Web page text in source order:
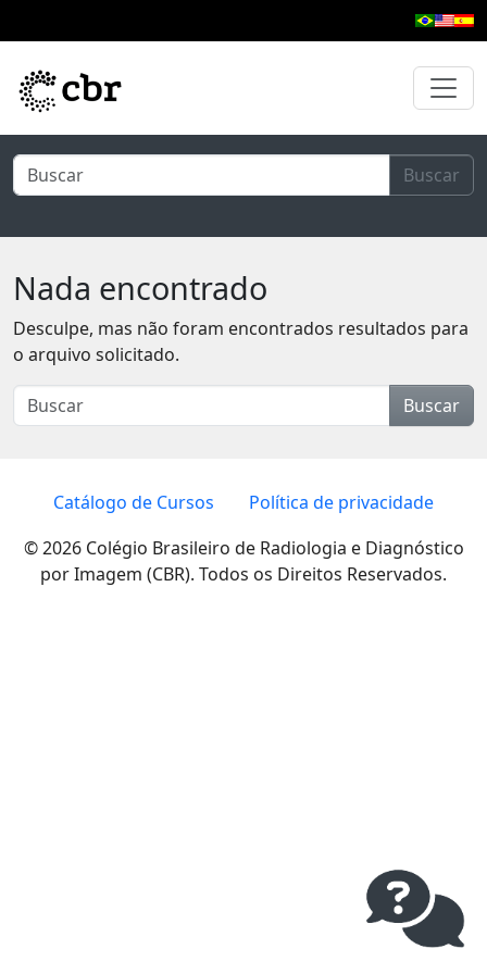
Buscar
Nada encontrado
Desculpe, mas não foram encontrados resultados para
o arquivo solicitado.
Buscar
Catálogo de Cursos
Política de privacidade
© 2026 Colégio Brasileiro de Radiologia e Diagnóstico
por Imagem (CBR). Todos os Direitos Reservados.